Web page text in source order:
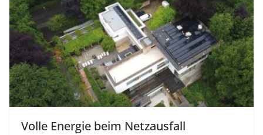
Volle Energie beim Netzausfall